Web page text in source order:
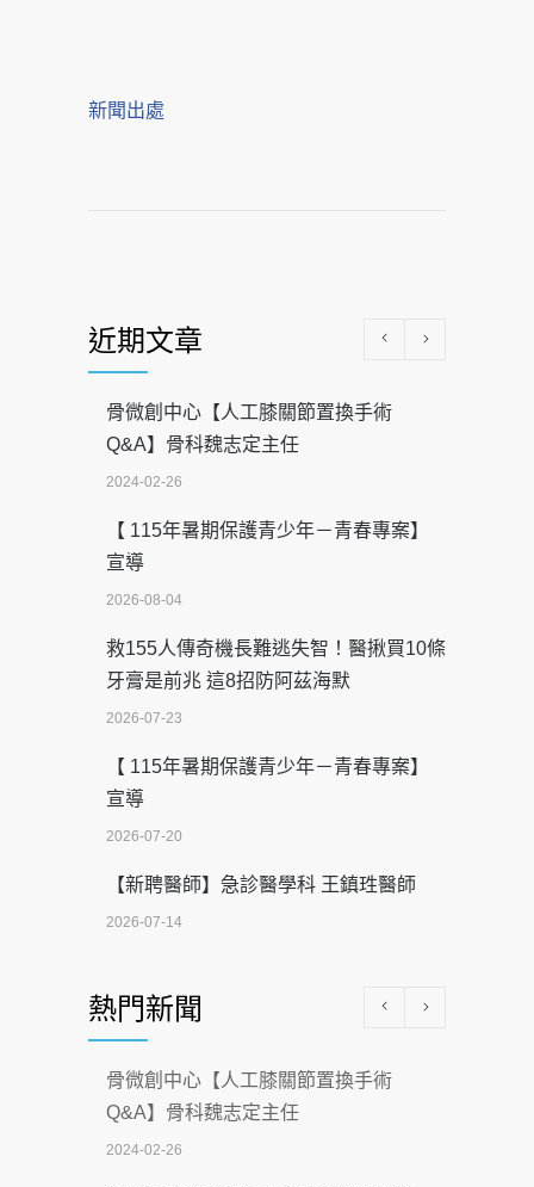
新聞出處
近期文章
骨微創中心【人工膝關節置換手術
Q&A】骨科魏志定主任
2024-02-26
【 115年暑期保護青少年－青春專案】
宣導
2026-08-04
救155人傳奇機長難逃失智！醫揪買10條
牙膏是前兆 這8招防阿茲海默
2026-07-23
【 115年暑期保護青少年－青春專案】
宣導
2026-07-20
【新聘醫師】急診醫學科 王鎮珄醫師
2026-07-14
科能量
2026-07-08
沒菸酒也瀕臨洗腎？65歲男靠「這習
慣」逆轉腎功能 醫揭3招救命
2026-07-08
熱門新聞
骨微創中心【人工膝關節置換手術
Q&A】骨科魏志定主任
2024-02-26